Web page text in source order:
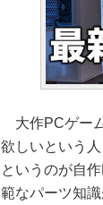
大作PCゲー
欲しいという
というのが自
範なパーツ知識